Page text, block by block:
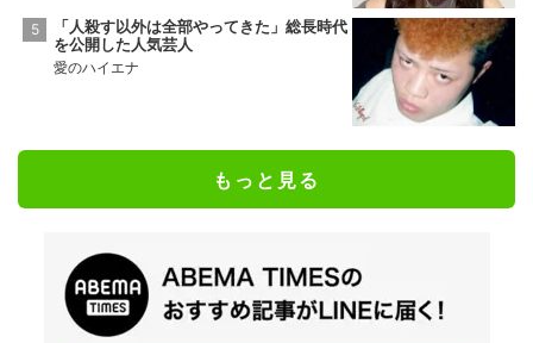
「人殺す以外は全部やってきた」総長時代
を公開した人気芸人
愛のハイエナ
もっと見る